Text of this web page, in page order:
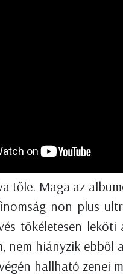
tőle. Maga az
non plus
tökéletesen leköti
nem hiányzik
hallható zenei